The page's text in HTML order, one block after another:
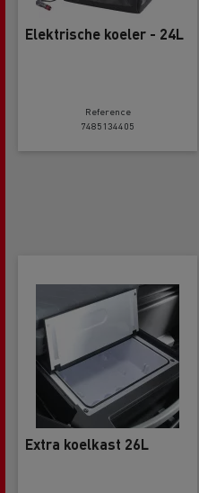
Elektrische koeler - 24L
Reference
7485134405
Extra koelkast 26L